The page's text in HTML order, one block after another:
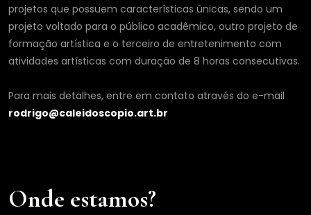
projetos que possuem características únicas, sendo um
projeto voltado para o público acadêmico, outro projeto de
formação artística e o terceiro de entretenimento com
atividades artísticas com duração de 8 horas consecutivas.
Para mais detalhes, entre em contato através do e-mail
rodrigo@caleidoscopio.art.br
Onde estamos?